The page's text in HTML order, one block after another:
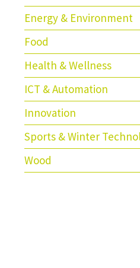
Energy & Environment
Food
Health & Wellness
ICT & Automation
Innovation
Sports & Winter
Wood